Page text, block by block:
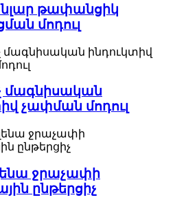
թափանցիկ
մոդուլ
մագնիսական
չափման մոդուլ
ջրաչափի
ընթերցիչ